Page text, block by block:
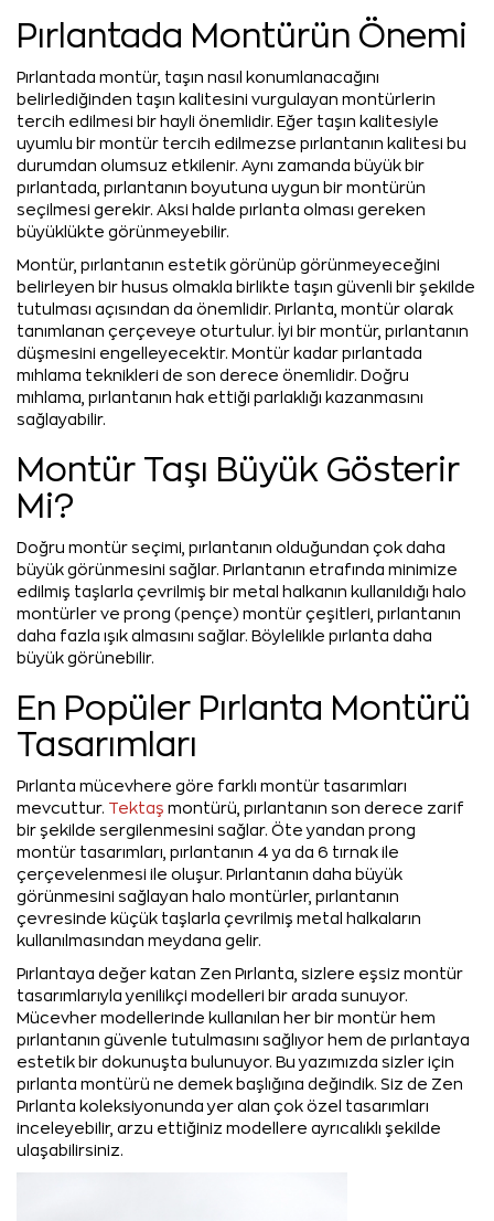
Pırlantada Montürün Önemi
Pırlantada montür, taşın nasıl konumlanacağını
belirlediğinden taşın kalitesini vurgulayan montürlerin
tercih edilmesi bir hayli önemlidir. Eğer taşın kalitesiyle
uyumlu bir montür tercih edilmezse pırlantanın kalitesi bu
durumdan olumsuz etkilenir. Aynı zamanda büyük bir
pırlantada, pırlantanın boyutuna uygun bir montürün
seçilmesi gerekir. Aksi halde pırlanta olması gereken
büyüklükte görünmeyebilir.
Montür, pırlantanın estetik görünüp görünmeyeceğini
belirleyen bir husus olmakla birlikte taşın güvenli bir şekilde
tutulması açısından da önemlidir. Pırlanta, montür olarak
tanımlanan çerçeveye oturtulur. İyi bir montür, pırlantanın
düşmesini engelleyecektir. Montür kadar pırlantada
mıhlama teknikleri de son derece önemlidir. Doğru
mıhlama, pırlantanın hak ettiği parlaklığı kazanmasını
sağlayabilir.
Montür Taşı Büyük Gösterir
Mi?
Doğru montür seçimi, pırlantanın olduğundan çok daha
büyük görünmesini sağlar. Pırlantanın etrafında minimize
edilmiş taşlarla çevrilmiş bir metal halkanın kullanıldığı halo
montürler ve prong (pençe) montür çeşitleri, pırlantanın
daha fazla ışık almasını sağlar. Böylelikle pırlanta daha
büyük görünebilir.
En Popüler Pırlanta Montürü
Tasarımları
Pırlanta mücevhere göre farklı montür tasarımları
mevcuttur. Tektaş montürü, pırlantanın son derece zarif
bir şekilde sergilenmesini sağlar. Öte yandan prong
montür tasarımları, pırlantanın 4 ya da 6 tırnak ile
çerçevelenmesi ile oluşur. Pırlantanın daha büyük
görünmesini sağlayan halo montürler, pırlantanın
çevresinde küçük taşlarla çevrilmiş metal halkaların
kullanılmasından meydana gelir.
Pırlantaya değer katan Zen Pırlanta, sizlere eşsiz montür
tasarımlarıyla yenilikçi modelleri bir arada sunuyor.
Mücevher modellerinde kullanılan her bir montür hem
pırlantanın güvenle tutulmasını sağlıyor hem de pırlantaya
estetik bir dokunuşta bulunuyor. Bu yazımızda sizler için
pırlanta montürü ne demek başlığına değindik. Siz de Zen
Pırlanta koleksiyonunda yer alan çok özel tasarımları
inceleyebilir, arzu ettiğiniz modellere ayrıcalıklı şekilde
ulaşabilirsiniz.